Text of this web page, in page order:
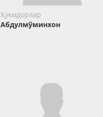
Ҳукмдорлар
Абдулмўминхон